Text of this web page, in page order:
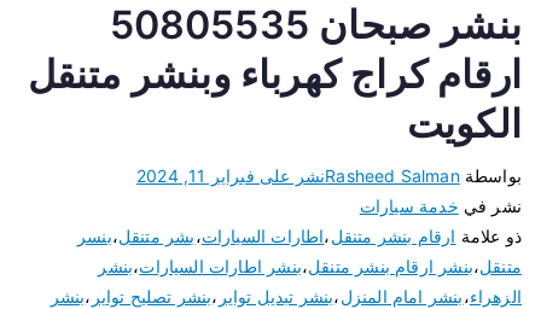
بنشر صبحان 50805535
ارقام كراج كهرباء وبنشر متنقل
الكويت
بواسطةRasheed Salmanنشر على فبراير 11, 2024
نشر في خدمة سيارات
ذو علامة ارقام بنشر متنقل،اطارات السيارات،بشر متنقل،بنسر
متنقل،بنشر ارقام بنشر متنقل،بنشر اطارات السيارات،بنشر
الزهراء،بنشر امام المنزل،بنشر تبديل تواير ،بنشر تصليح تواير ،بنشر